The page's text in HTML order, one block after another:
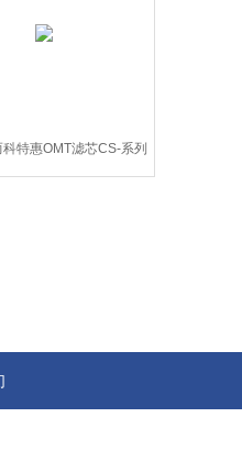
特惠OMT滤芯CS-系列